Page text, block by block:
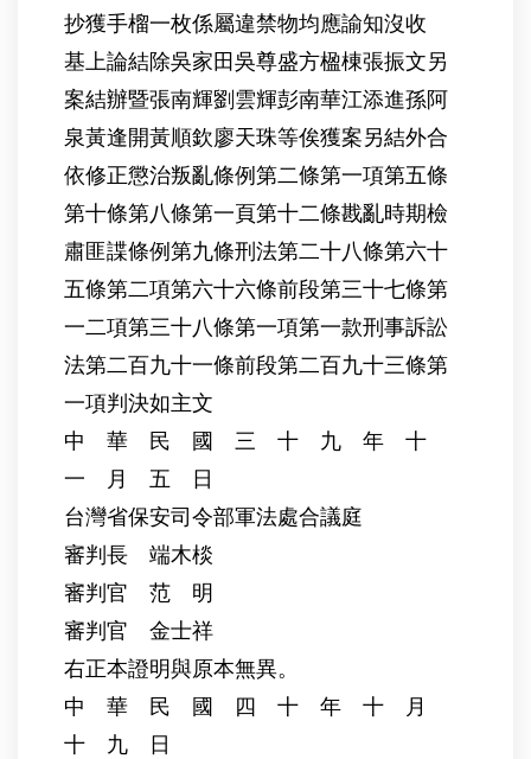
抄獲手榴一枚係屬違禁物均應諭知沒收
基上論結除吳家田吳尊盛方楹棟張振文另
案結辦暨張南輝劉雲輝彭南華江添進孫阿
泉黃逢開黃順欽廖天珠等俟獲案另結外合
依修正懲治叛亂條例第二條第一項第五條
第十條第八條第一頁第十二條戡亂時期檢
肅匪諜條例第九條刑法第二十八條第六十
五條第二項第六十六條前段第三十七條第
一二項第三十八條第一項第一款刑事訴訟
法第二百九十一條前段第二百九十三條第
一項判決如主文
中 華 民 國 三 十 九 年 十
一 月 五 日
台灣省保安司令部軍法處合議庭
審判長 端木棪
審判官 范 明
審判官 金士祥
右正本證明與原本無異。
中 華 民 國 四 十 年 十 月
十 九 日